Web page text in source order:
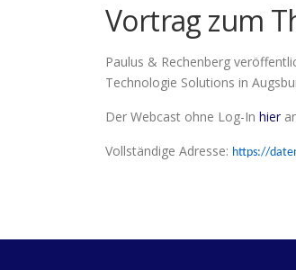
Vortrag zum
Paulus & Rechenberg
Technologie Solutions in
Der Webcast ohne Log-In hier
Vollständige Adresse: https://